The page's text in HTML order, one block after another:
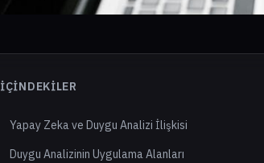
İÇINDEKILER
Yapay Zeka ve Duygu Analizi İlişkisi
Duygu Analizinin Uygulama Alanları